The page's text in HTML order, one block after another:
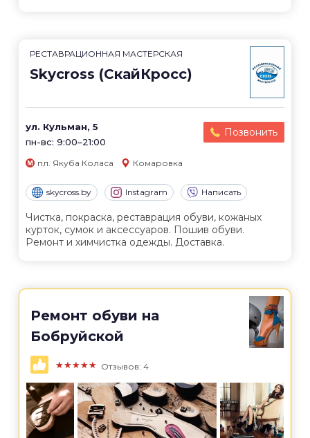
РЕСТАВРАЦИОННАЯ МАСТЕРСКАЯ
Skycross (СкайКросс)
ул. Кульман, 5
пн-вс: 9:00–21:00
Позвонить
пл. Якуба Коласа Комаровка
skycross.by Instagram Написать
Чистка, покраска, реставрация обуви, кожаных
курток, сумок и аксессуаров. Пошив обуви.
Ремонт и химчистка одежды. Доставка.
Ремонт обуви на
Бобруйской
★★★★★ Отзывов: 4